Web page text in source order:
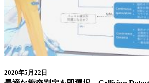
2020年5月22日